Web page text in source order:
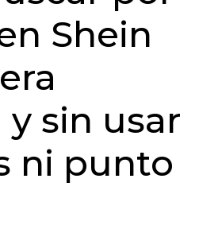
Shein
sin usar
ni punto